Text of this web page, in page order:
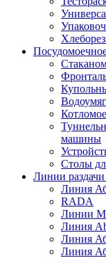
машины
Столы
Линии
Линия
RADA
Линии
Линия
Линия
Линия